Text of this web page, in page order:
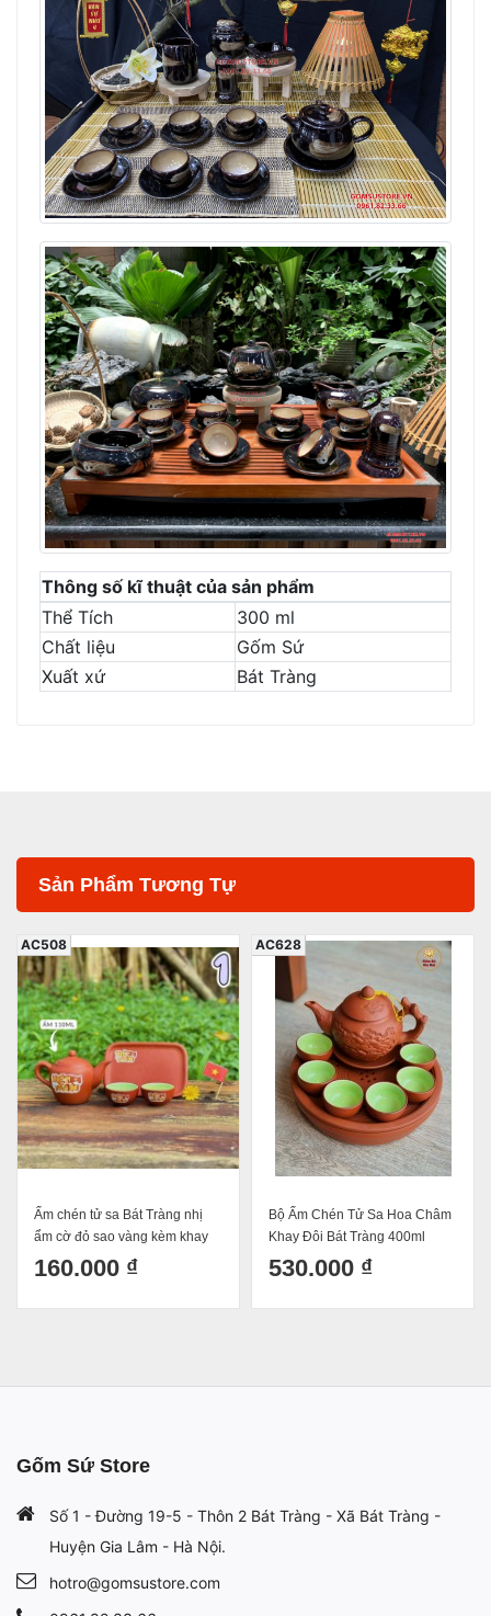
Thông số kĩ thuật của sản phẩm
Thể Tích
300 ml
Chất liệu
Gốm Sứ
Xuất xứ
Bát Tràng
Sản Phẩm Tương Tự
Ấm chén tử sa Bát Tràng nhị
ẩm cờ đỏ sao vàng kèm khay
160.000 ₫
AC508
Bộ Ấm Chén Tử Sa Hoa Châm
Khay Đôi Bát Tràng 400ml
530.000 ₫
AC628
Gốm Sứ Store
Số 1 - Đường 19-5 - Thôn 2 Bát Tràng - Xã Bát Tràng -
Huyện Gia Lâm - Hà Nội.
hotro@gomsustore.com